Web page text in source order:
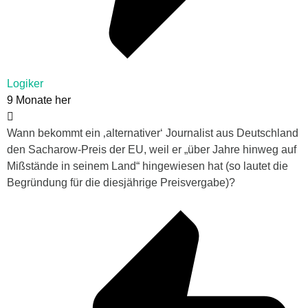
Logiker
9 Monate her
Wann bekommt ein ‚alternativer‘ Journalist aus Deutschland
den Sacharow-Preis der EU, weil er „über Jahre hinweg auf
Mißstände in seinem Land“ hingewiesen hat (so lautet die
Begründung für die diesjährige Preisvergabe)?